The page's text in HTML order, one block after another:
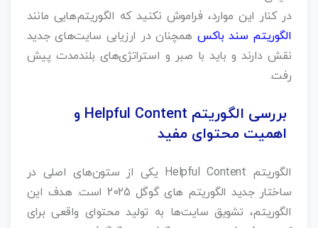
در کنار این موارد، فراموش نکنید که الگوریتم‌هایی مانند
الگوریتم سند باکس همچنان در ارزیابی سایت‌های جدید
نقش دارند و باید با صبر و استراتژی‌های بلندمدت پیش
رفت.
بررسی الگوریتم Helpful Content و
اهمیت محتوای مفید
الگوریتم Helpful Content یکی از ستون‌های اصلی در
ساختار جدید الگوریتم‌ های گوگل 2025 است. هدف این
الگوریتم، تشویق سایت‌ها به تولید محتوای واقعی برای